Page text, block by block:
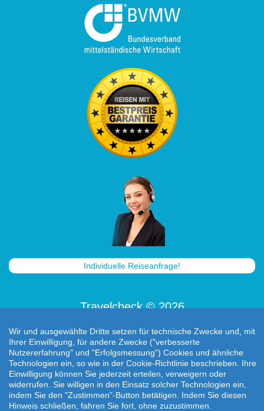
Individuelle Reiseanfrage!
Travelcheck © 2026
Startseite
|AGB Kontakt | Impressum |
Datenschutz
Wir und ausgewählte Dritte setzen für technische Zwecke und, mit
Ihrer Einwilligung, für andere Zwecke ("verbesserte
Nutzererfahrung" und "Erfolgsmessung") Cookies und ähnliche
Technologien ein, so wie in der Cookie-Richtlinie beschrieben. Ihre
Einwilligung können Sie jederzeit erteilen, verweigern oder
widerrufen. Sie willigen in den Einsatz solcher Technologien ein,
indem Sie den "Zustimmen"-Button betätigen. Indem Sie diesen
Hinweis schließen, fahren Sie fort, ohne zuzustimmen.